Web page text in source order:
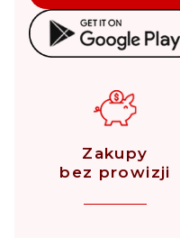
Zakupy
bez prowizji